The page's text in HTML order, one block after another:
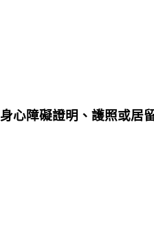
心障礙證明、護照或居